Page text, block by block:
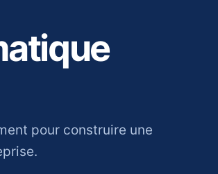
pour construire une